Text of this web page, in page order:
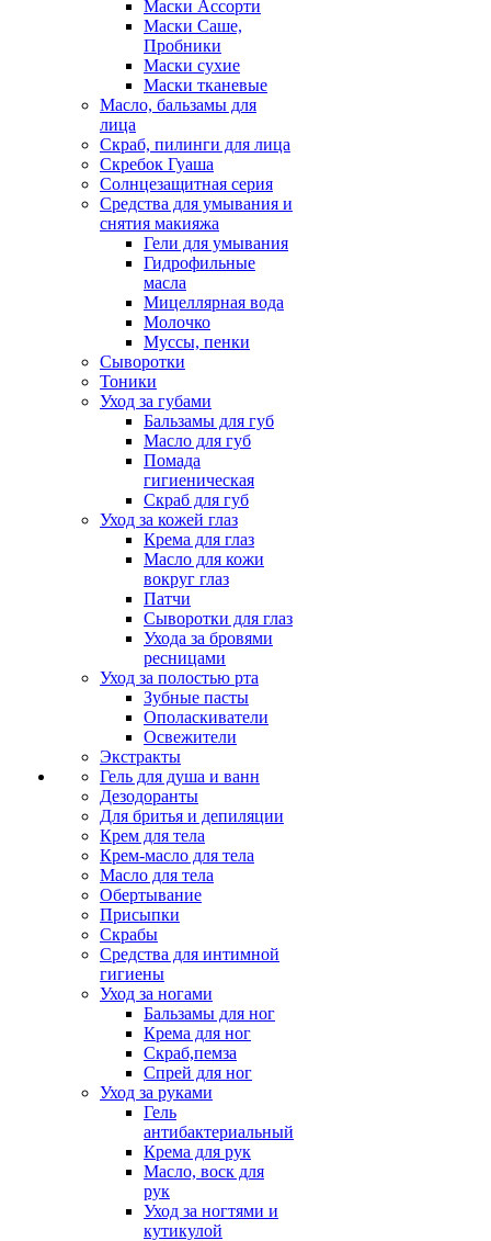
Маски Ассорти
Маски Саше,
Пробники
Маски сухие
Маски тканевые
Масло, бальзамы для
лица
Скраб, пилинги для лица
Скребок Гуаша
Солнцезащитная серия
Средства для умывания и
снятия макияжа
Гели для умывания
Гидрофильные
масла
Мицеллярная вода
Молочко
Муссы, пенки
Сыворотки
Тоники
Уход за губами
Бальзамы для губ
Масло для губ
Помада
гигиеническая
Скраб для губ
Уход за кожей глаз
Крема для глаз
Масло для кожи
вокруг глаз
Патчи
Сыворотки для глаз
Ухода за бровями
ресницами
Уход за полостью рта
Зубные пасты
Ополаскиватели
Освежители
Экстракты
Гель для душа и ванн
Дезодоранты
Для бритья и депиляции
Крем для тела
Крем-масло для тела
Масло для тела
Обертывание
Присыпки
Скрабы
Средства для интимной
гигиены
Уход за ногами
Бальзамы для ног
Крема для ног
Скраб,пемза
Спрей для ног
Уход за руками
Гель
антибактериальный
Крема для рук
Масло, воск для
рук
Уход за ногтями и
кутикулой